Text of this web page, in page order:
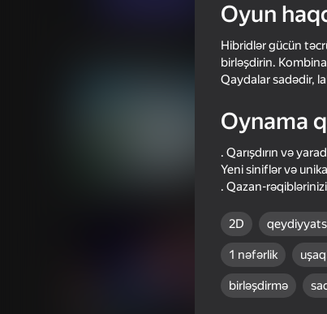
87
Plants Vs
Oyun
Hibridlər gücün
birləşdirin.
Qaydalar sadədir,
Oynama
. Qarışdırın və
Yeni siniflər və
. Qazan-
2D
1 nəfərlik
birləşdirmə